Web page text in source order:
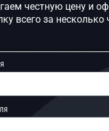
честную цену и
всего за несколько